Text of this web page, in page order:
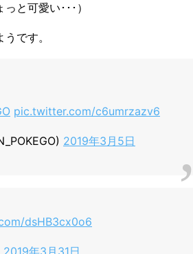
と可愛い･･･）
です。
pic.twitter.com/c6umrzazv6
2019年3月5日
dsHB3cx0o6
2019年3月31日